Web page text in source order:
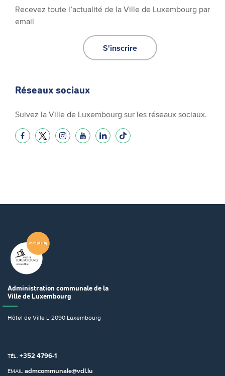
Recevez toute l’actualité de la Ville de Luxembourg par
email
S'inscrire
Réseaux sociaux
Suivez la Ville de Luxembourg sur les réseaux sociaux.
Administration communale de la
Ville de Luxembourg
Hôtel de Ville L-2090 Luxembourg
TÉL. +352 4796-1
EMAIL admcommunale@vdl.lu